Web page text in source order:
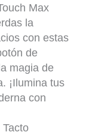
Max
la
con estas
de
magia de
¡Ilumina tus
con